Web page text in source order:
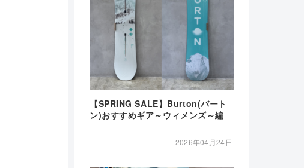
【SPRING SALE】Burton(バート
ン)おすすめギア～ウィメンズ～編
2026年04月24日